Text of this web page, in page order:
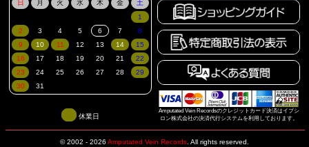
Amputated Vein Recordsのクレジットカード決済はイプシ
ロン株式会社の決済代行システムを利用しております。
休業日
© 2002 - 2026 Amputated Vein Records All rights reserved.